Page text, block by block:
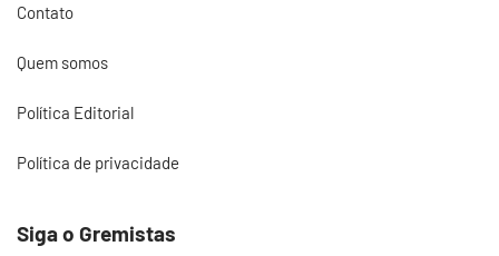
Contato
Quem somos
Política Editorial
Política de privacidade
Siga o Gremistas